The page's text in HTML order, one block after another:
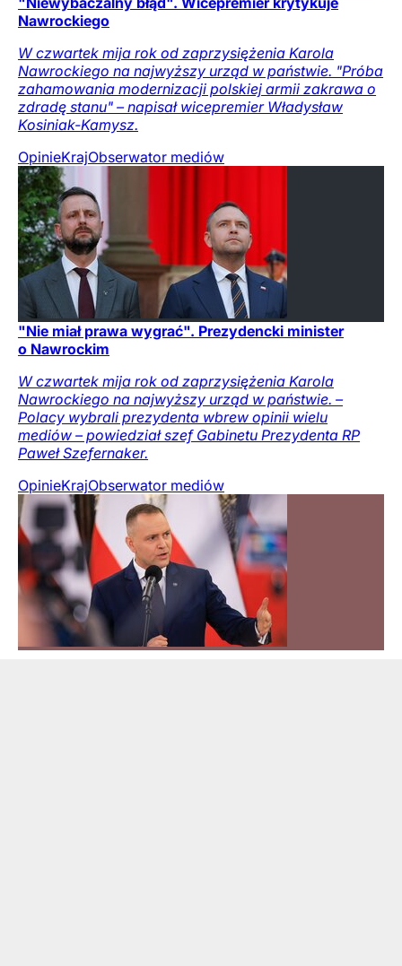
Nawrockiego
W czwartek mija rok od zaprzysiężenia Karola
Nawrockiego na najwyższy urząd w państwie. "Próba
zahamowania modernizacji polskiej armii zakrawa o
zdradę stanu" – napisał wicepremier Władysław
Kosiniak-Kamysz.
OpinieKrajObserwator mediów
"Nie miał prawa wygrać". Prezydencki minister
o Nawrockim
W czwartek mija rok od zaprzysiężenia Karola
Nawrockiego na najwyższy urząd w państwie. –
Polacy wybrali prezydenta wbrew opinii wielu
mediów – powiedział szef Gabinetu Prezydenta RP
Paweł Szefernaker.
OpinieKrajObserwator mediów